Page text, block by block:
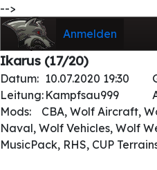
-->
Anmelden
Ikarus (17/20)
Datum: 10.07.2020 19:30
Leitung: Kampfsau999
Mods:
CBA, Wolf Aircraft,
Naval, Wolf Vehicles, Wolf
MusicPack, RHS, CUP